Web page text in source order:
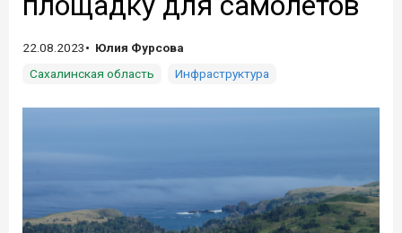
22.08.2023
Юлия Фурсова
Сахалинская область
Инфраструктура